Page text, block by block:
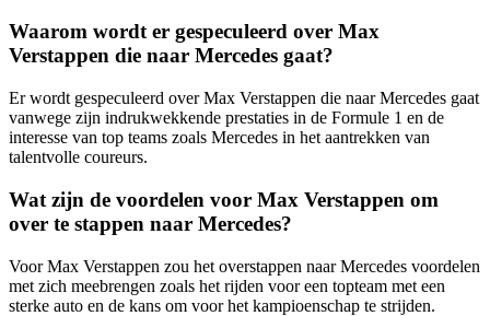
Waarom wordt er gespeculeerd over Max
Verstappen die naar Mercedes gaat?
Er wordt gespeculeerd over Max Verstappen die naar Mercedes gaat
vanwege zijn indrukwekkende prestaties in de Formule 1 en de
interesse van top teams zoals Mercedes in het aantrekken van
talentvolle coureurs.
Wat zijn de voordelen voor Max Verstappen om
over te stappen naar Mercedes?
Voor Max Verstappen zou het overstappen naar Mercedes voordelen
met zich meebrengen zoals het rijden voor een topteam met een
sterke auto en de kans om voor het kampioenschap te strijden.